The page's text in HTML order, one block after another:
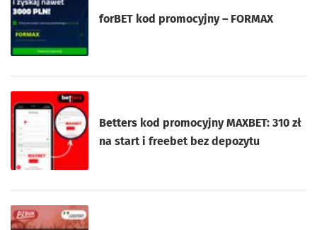
forBET kod promocyjny – FORMAX
Betters kod promocyjny MAXBET: 310 zł
na start i freebet bez depozytu